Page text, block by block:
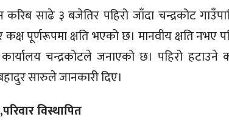
करिब साढे ३ बजेतिर पहिरो जाँदा चन्द्रकोट
कक्ष पूर्णरूपमा क्षति भएको छ। मानवीय क्षति
कार्यालय चन्द्रकोटले जनाएको छ। पहिरो हटाउने
सारुले जानकारी दिए।
विस्थापित